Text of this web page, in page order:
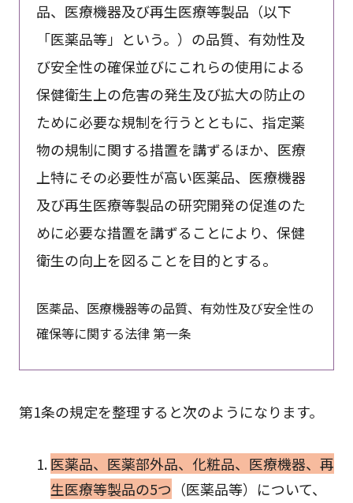
品、医療機器及び再生医療等製品（以下
「医薬品等」という。）の品質、有効性及
び安全性の確保並びにこれらの使用による
保健衛生上の危害の発生及び拡大の防止の
ために必要な規制を行うとともに、指定薬
物の規制に関する措置を講ずるほか、医療
上特にその必要性が高い医薬品、医療機器
及び再生医療等製品の研究開発の促進のた
めに必要な措置を講ずることにより、保健
衛生の向上を図ることを目的とする。
医薬品、医療機器等の品質、有効性及び安全性の
確保等に関する法律 第一条
第1条の規定を整理すると次のようになります。
医薬品、医薬部外品、化粧品、医療機器、再
生医療等製品の5つ （医薬品等）について、